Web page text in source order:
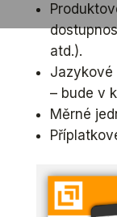
atd.).
– bude v
Měrné